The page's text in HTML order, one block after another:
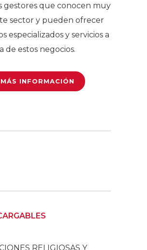
gestores que conocen muy
sector y pueden ofrecer
especializados y servicios a
de estos negocios.
MÁS INFORMACIÓN
RELIGIOSAS Y